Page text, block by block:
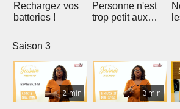
Rechargez vos
batteries !
Personne n'est
trop petit aux
Saison 3
2 min 3 min